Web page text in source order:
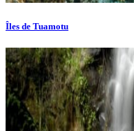
Îles de Tuamotu